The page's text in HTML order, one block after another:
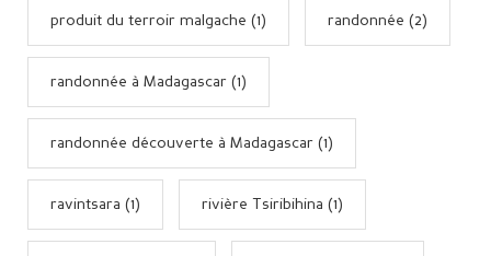
produit du terroir malgache (1) randonnée (2)
randonnée à Madagascar (1)
randonnée découverte à Madagascar (1)
ravintsara (1) rivière Tsiribihina (1)